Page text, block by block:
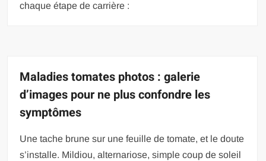
chaque étape de carrière :
Maladies tomates photos : galerie
d’images pour ne plus confondre les
symptômes
Une tache brune sur une feuille de tomate, et le doute
s’installe. Mildiou, alternariose, simple coup de soleil